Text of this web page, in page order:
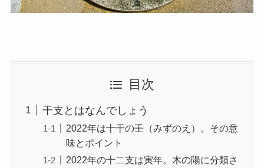
目次
干支とはなんでしょう
2022年は十干の壬（みずのえ）。その意
味とポイント
2022年の十二支は寅年。木の陽に分類さ